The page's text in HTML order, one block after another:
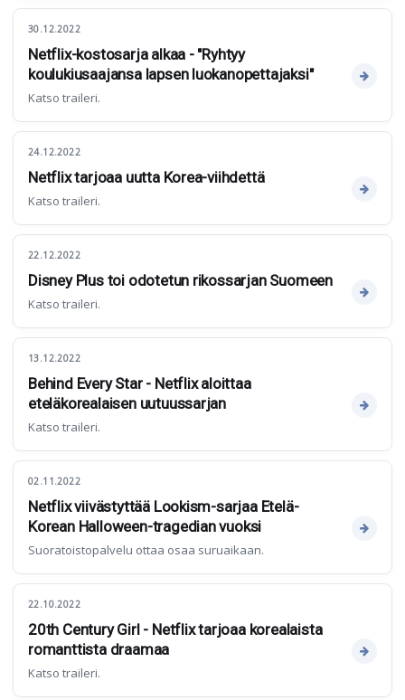
30.12.2022
Netflix-kostosarja alkaa - "Ryhtyy
koulukiusaajansa lapsen luokanopettajaksi"
Katso traileri.
24.12.2022
Netflix tarjoaa uutta Korea-viihdettä
Katso traileri.
22.12.2022
Disney Plus toi odotetun rikossarjan Suomeen
Katso traileri.
13.12.2022
Behind Every Star - Netflix aloittaa
eteläkorealaisen uutuussarjan
Katso traileri.
02.11.2022
Netflix viivästyttää Lookism-sarjaa Etelä-
Korean Halloween-tragedian vuoksi
Suoratoistopalvelu ottaa osaa suruaikaan.
22.10.2022
20th Century Girl - Netflix tarjoaa korealaista
romanttista draamaa
Katso traileri.